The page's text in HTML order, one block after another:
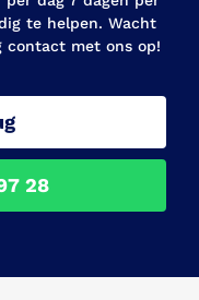
te helpen. Wacht
contact met ons op!
28